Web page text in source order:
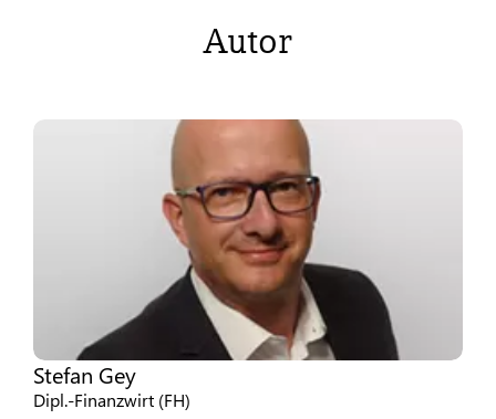
Autor
Stefan Gey
Dipl.-Finanzwirt (FH)